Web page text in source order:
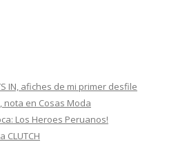
IN, afiches de mi primer desfile
nota en Cosas Moda
Los Heroes Peruanos!
CLUTCH